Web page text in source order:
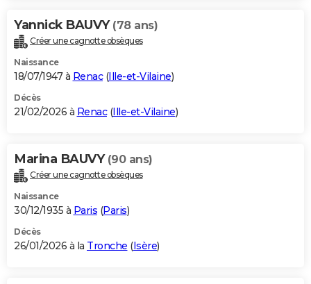
Bricolage
Lifestyle
Culture
Sport
Auto
Television
Voyage
Cinema
Yannick BAUVY (78 ans)
Créer une cagnotte obsèques
Naissance
18/07/1947 à Renac(Ille-et-Vilaine)
Décès
21/02/2026 à Renac(Ille-et-Vilaine)
Marina BAUVY (90 ans)
Créer une cagnotte obsèques
Naissance
30/12/1935 à Paris (Paris)
Décès
26/01/2026 à la Tronche (Isère)